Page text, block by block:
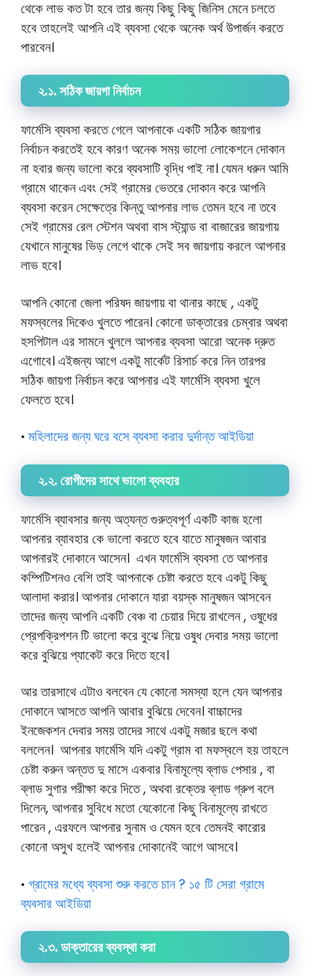
থেকে লাভ কত টা হবে তার জন্য কিছু কিছু জিনিস মেনে চলতে
হবে তাহলেই আপনি এই ব্যবসা থেকে অনেক অর্থ উপার্জন করতে
পারবেন।
২.১. সঠিক জায়গা নির্বাচন
ফার্মেসি ব্যবসা করতে গেলে আপনাকে একটি সঠিক জায়গার
নির্বাচন করতেই হবে কারণ অনেক সময় ভালো লোকেশনে দোকান
না হবার জন্য ভালো করে ব্যবসাটি বৃদ্ধি পাই না। যেমন ধরুন আমি
গ্রামে থাকেন এবং সেই গ্রামের ভেতরে দোকান করে আপনি
ব্যবসা করেন সেক্ষেত্রে কিন্তু আপনার লাভ তেমন হবে না তবে
সেই গ্রামের রেল স্টেশন অথবা বাস স্ট্যান্ড বা বাজারের জায়গায়
যেখানে মানুষের ভিড় লেগে থাকে সেই সব জায়গায় করলে আপনার
লাভ হবে।
আপনি কোনো জেলা পরিষদ জায়গায় বা থানার কাছে , একটু
মফস্বলের দিকেও খুলতে পারেন। কোনো ডাক্তারের চেম্বার অথবা
হসপিটাল এর সামনে খুললে আপনার ব্যবসা আরো অনেক দ্রুত
এগোবে। এইজন্য আগে একটু মার্কেট রিসার্চ করে নিন তারপর
সঠিক জায়গা নির্বাচন করে আপনার এই ফার্মেসি ব্যবসা খুলে
ফেলতে হবে।
• মহিলাদের জন্য ঘরে বসে ব্যবসা করার দুর্দান্ত আইডিয়া
২.২. রোগীদের সাথে ভালো ব্যবহার
ফার্মেসি ব্যাবসার জন্য অত্যন্ত গুরুত্বপূর্ণ একটি কাজ হলো
আপনার ব্যাবহার কে ভালো করতে হবে যাতে মানুষজন আবার
আপনারই দোকানে আসেন। এখন ফার্মেসি ব্যবসা তে আপনার
কম্পিটিশনও বেশি তাই আপনাকে চেষ্টা করতে হবে একটু কিছু
আলাদা করার। আপনার দোকানে যারা বয়স্ক মানুষজন আসবেন
তাদের জন্য আপনি একটি বেঞ্চ বা চেয়ার দিয়ে রাখলেন , ওষুধের
প্রেপক্রিপশন টি ভালো করে বুঝে নিয়ে ওষুধ দেবার সময় ভালো
করে বুঝিয়ে প্যাকেট করে দিতে হবে।
আর তারসাথে এটাও বলবেন যে কোনো সমস্যা হলে যেন আপনার
দোকানে আসতে আপনি আবার বুঝিয়ে দেবেন। বাচ্চাদের
ইনজেকশন দেবার সময় তাদের সাথে একটু মজার ছলে কথা
বললেন। আপনার ফার্মেসি যদি একটু গ্রাম বা মফস্বলে হয় তাহলে
চেষ্টা করুন অন্তত দু মাসে একবার বিনামূল্যে ব্লাড পেসার , বা
ব্লাড সুগার পরীক্ষা করে দিতে , অথবা রক্তের ব্লাড গ্রুপ বলে
দিলেন, আপনার সুবিধে মতো যেকোনো কিছু বিনামূল্যে রাখতে
পারেন , এরফলে আপনার সুনাম ও যেমন হবে তেমনই কারোর
কোনো অসুখ হলেই আপনার দোকানেই আগে আসবে।
• গ্রামের মধ্যে ব্যবসা শুরু করতে চান ? ১৫ টি সেরা গ্রামে
ব্যবসার আইডিয়া
২.৩. ডাক্তারের ব্যবস্থা করা